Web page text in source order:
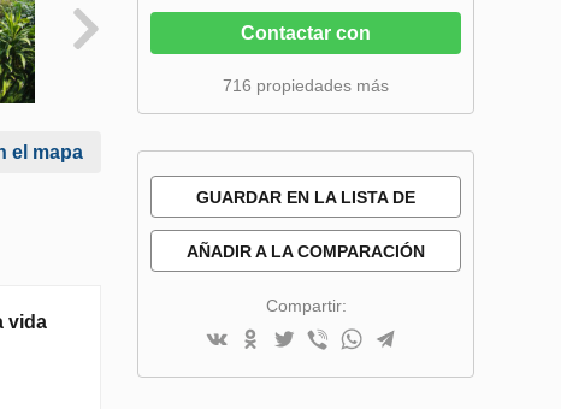
el mapa
vida
Contactar con
716 propiedades más
GUARDAR EN LA LISTA DE
AÑADIR A LA COMPARACIÓN
Compartir: